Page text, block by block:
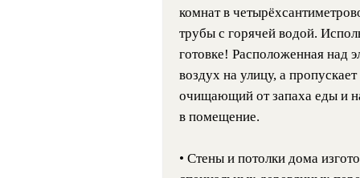
комнат в
трубы с горячей водой.
готовке! Расположенная над
воздух на улицу, а
очищающий от запаха еды и
в помещение.
• Стены и потолки дома